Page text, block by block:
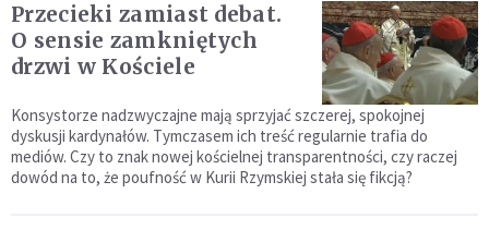
Przecieki zamiast debat.
O sensie zamkniętych
drzwi w Kościele
Konsystorze nadzwyczajne mają sprzyjać szczerej, spokojnej
dyskusji kardynałów. Tymczasem ich treść regularnie trafia do
mediów. Czy to znak nowej kościelnej transparentności, czy raczej
dowód na to, że poufność w Kurii Rzymskiej stała się fikcją?